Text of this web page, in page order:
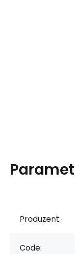
Produzent:
Code: